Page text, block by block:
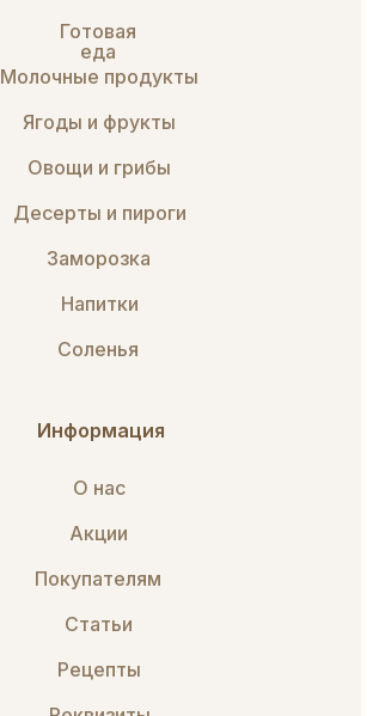
О нас
Акции
Покупателям
Статьи
Готовая
еда
Рецепты
Молочные продукты
Ягоды и фрукты
Овощи и грибы
Десерты и пироги
Заморозка
Напитки
Соленья
Информация